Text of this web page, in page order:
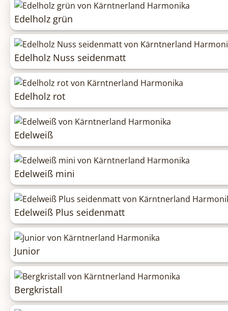
Edelholz grün
Edelholz Nuss seidenmatt
Edelholz rot
Edelweiß
Edelweiß mini
Edelweiß Plus seidenmatt
Junior
Bergkristall